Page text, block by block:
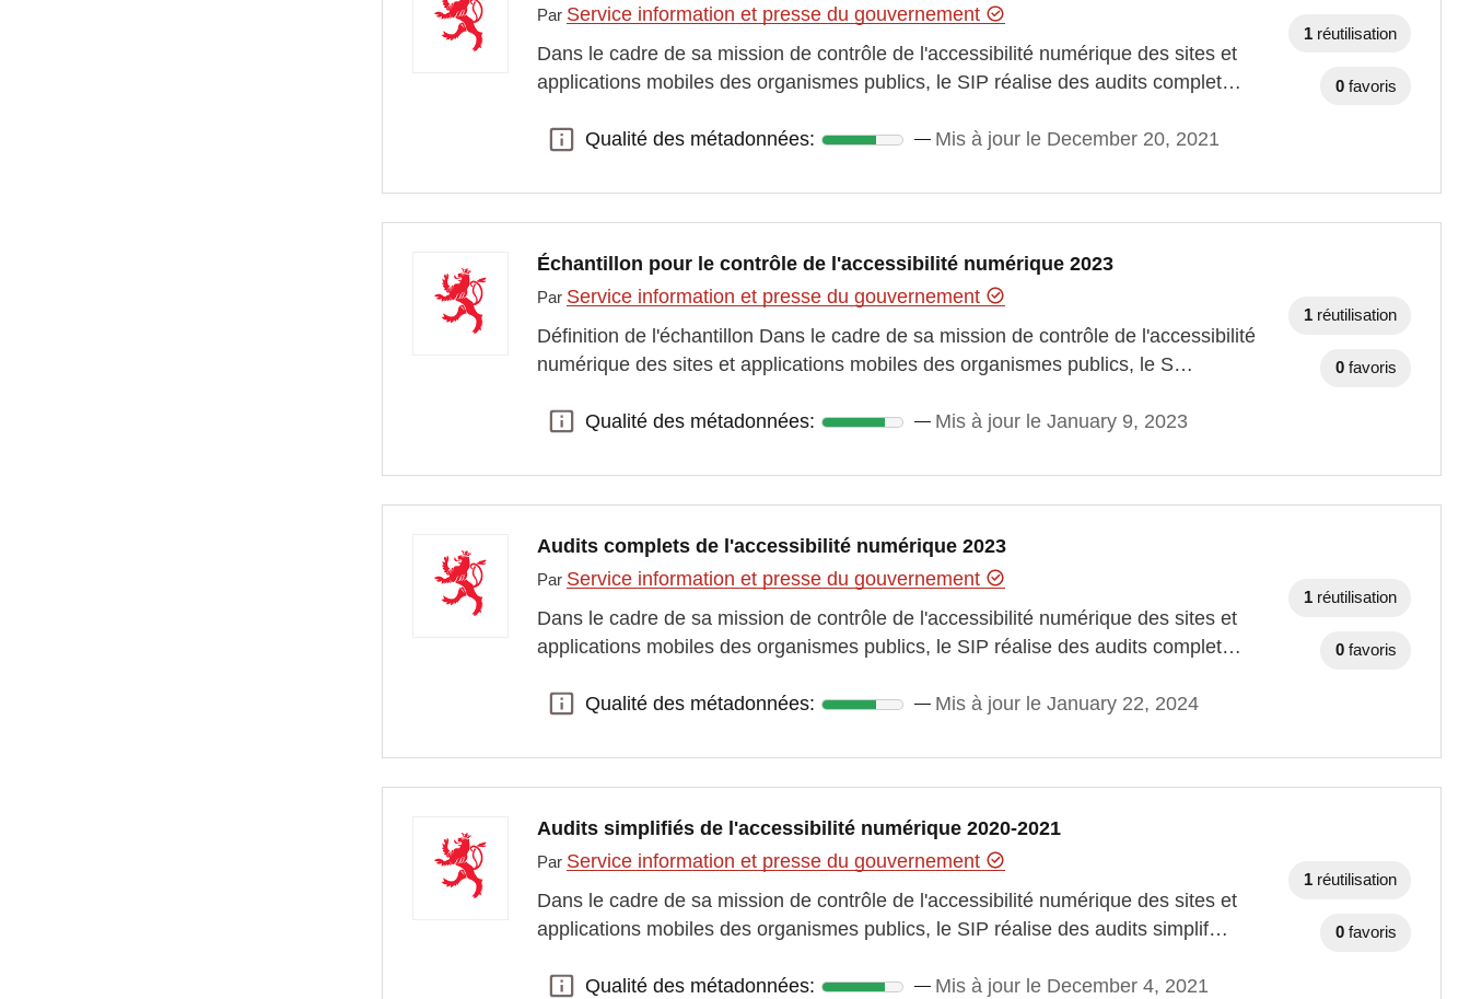
Par Service information et presse du gouvernement
Dans le cadre de sa mission de contrôle de l'accessibilité numérique des sites et
applications mobiles des organismes publics, le SIP réalise des audits complet…
Qualité des métadonnées:
Qualité des métadonnées: Mis à jour le December 20, 2021
1 réutilisation
0 favoris
Échantillon pour le contrôle de l'accessibilité numérique 2023
Par Service information et presse du gouvernement
Définition de l'échantillon Dans le cadre de sa mission de contrôle de l'accessibilité
numérique des sites et applications mobiles des organismes publics, le S…
Qualité des métadonnées:
Qualité des métadonnées: Mis à jour le January 9, 2023
1 réutilisation
0 favoris
Audits complets de l'accessibilité numérique 2023
Par Service information et presse du gouvernement
Dans le cadre de sa mission de contrôle de l'accessibilité numérique des sites et
applications mobiles des organismes publics, le SIP réalise des audits complet…
Qualité des métadonnées:
Qualité des métadonnées: Mis à jour le January 22, 2024
1 réutilisation
0 favoris
Audits simplifiés de l'accessibilité numérique 2020-2021
Par Service information et presse du gouvernement
Dans le cadre de sa mission de contrôle de l'accessibilité numérique des sites et
applications mobiles des organismes publics, le SIP réalise des audits simplif…
Qualité des métadonnées:
Qualité des métadonnées: Mis à jour le December 4, 2021
1 réutilisation
0 favoris